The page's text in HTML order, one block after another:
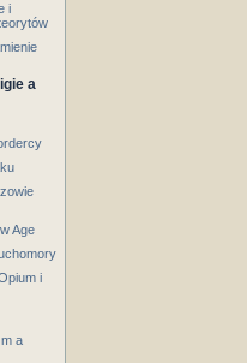
i
a
Age
i
a